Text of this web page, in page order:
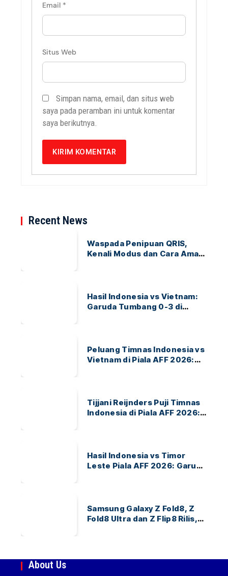
Email *
Situs Web
Simpan nama, email, dan situs web
saya pada peramban ini untuk komentar
saya berikutnya.
Recent News
Waspada Penipuan QRIS,
Kenali Modus dan Cara Aman
Hasil Indonesia vs Vietnam:
Garuda Tumbang 0-3 di
Peluang Timnas Indonesia vs
Vietnam di Piala AFF 2026:
Tijjani Reijnders Puji Timnas
Indonesia di Piala AFF 2026:
Hasil Indonesia vs Timor
Leste Piala AFF 2026: Garuda
Samsung Galaxy Z Fold8, Z
Fold8 Ultra dan Z Flip8 Rilis,
About Us